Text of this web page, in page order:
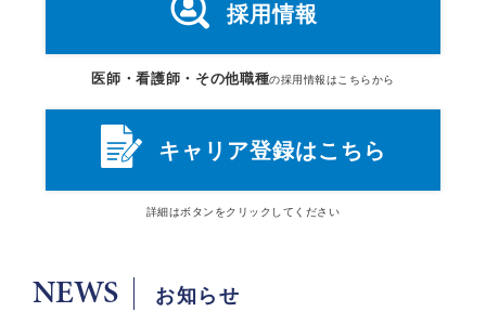
採用情報
医師・看護師・その他職種の採用情報はこちらから
キャリア登録はこちら
詳細はボタン をクリックしてください
NEWS お知らせ